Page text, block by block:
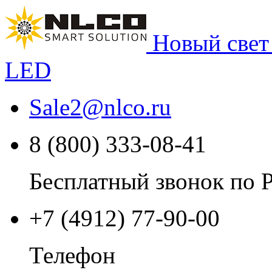
Новый
LED
Sale2@nlco.ru
8 (800) 333-08-41
Бесплатный звонок по
+7 (4912) 77-90-00
Телефон